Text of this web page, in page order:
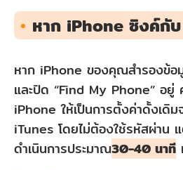
หาก iPhone ซิงค์กั
หาก iPhone ของคุณสำรองข้
และปิด “Find My Phone” อยู่
iPhone ให้เป็นการตั้งค่าดั้งเดิม
iTunes โดยไม่ต้องใช้รหัสผ่าน แ
ดำเนินการประมาณ30-40 นาที